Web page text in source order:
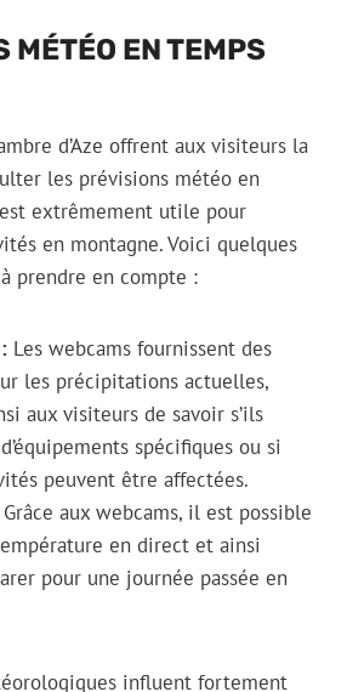
MÉTÉO EN TEMPS
d’Aze offrent aux visiteurs la
les prévisions météo en
extrêmement utile pour
en montagne. Voici quelques
prendre en compte :
Les webcams fournissent des
les précipitations actuelles,
aux visiteurs de savoir s’ils
spécifiques ou si
peuvent être affectées.
Grâce aux webcams, il est possible
en direct et ainsi
pour une journée passée en
influent fortement